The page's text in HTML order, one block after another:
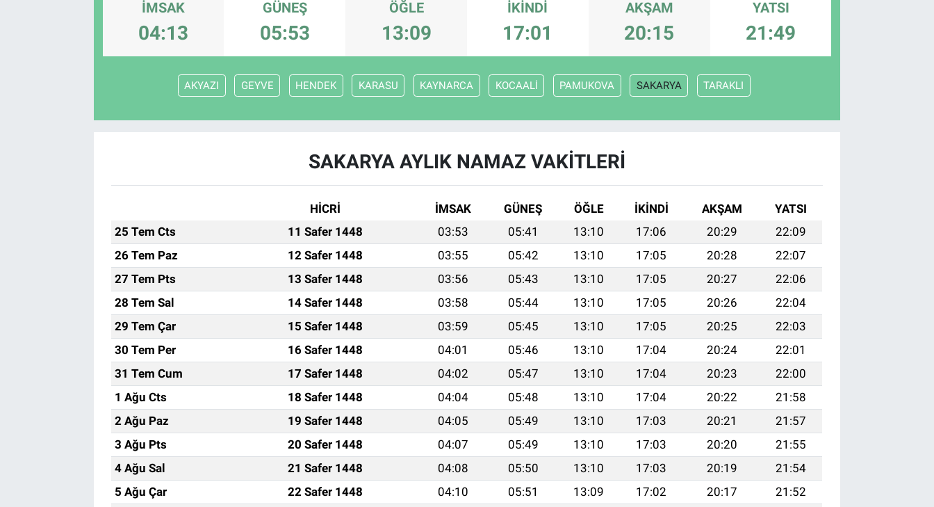
İMSAK
04:13
GÜNEŞ
05:53
ÖĞLE
13:09
İKINDI
17:01
AKŞAM
20:15
YATSI
21:49
AKYAZI GEYVE HENDEK KARASU KAYNARCA KOCAALİ PAMUKOVA SAKARYA TARAKLI
SAKARYA AYLIK NAMAZ VAKITLERI
HİCRİ İMSAK GÜNEŞ ÖĞLE İKINDI AKŞAM
YATSI
25 Tem Cts
11 Safer 1448 03:53 05:41 13:10 17:06 20:29
22:09
26 Tem Paz
12 Safer 1448 03:55 05:42 13:10 17:05 20:28
22:07
27 Tem Pts
13 Safer 1448 03:56 05:43 13:10 17:05 20:27
22:06
28 Tem Sal
14 Safer 1448 03:58 05:44 13:10 17:05 20:26
22:04
29 Tem Çar
15 Safer 1448 03:59 05:45 13:10 17:05 20:25
22:03
30 Tem Per
16 Safer 1448 04:01 05:46 13:10 17:04 20:24
22:01
31 Tem Cum
17 Safer 1448 04:02 05:47 13:10 17:04 20:23
22:00
1 Ağu Cts
18 Safer 1448 04:04 05:48 13:10 17:04 20:22
21:58
2 Ağu Paz
19 Safer 1448 04:05 05:49 13:10 17:03 20:21
21:57
3 Ağu Pts
20 Safer 1448 04:07 05:49 13:10 17:03 20:20
21:55
4 Ağu Sal
21 Safer 1448 04:08 05:50 13:10 17:03 20:19
21:54
5 Ağu Çar
22 Safer 1448 04:10 05:51 13:09 17:02 20:17
21:52